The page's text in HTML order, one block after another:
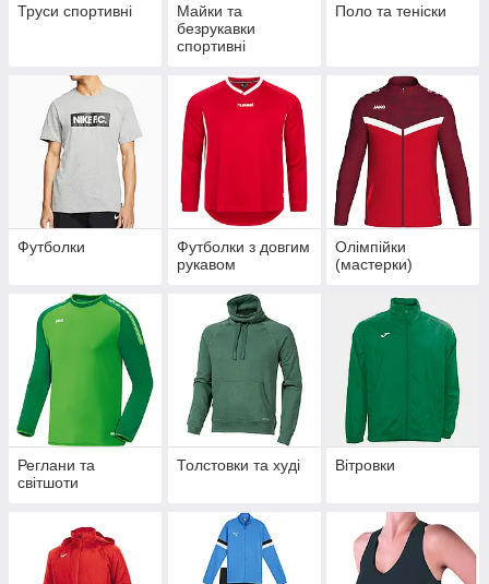
Труси спортивні
Майки та
безрукавки
спортивні
Поло та теніски
Футболки
Футболки з довгим
рукавом
Олімпійки
(мастерки)
Реглани та
світшоти
Толстовки та худі Вітровки